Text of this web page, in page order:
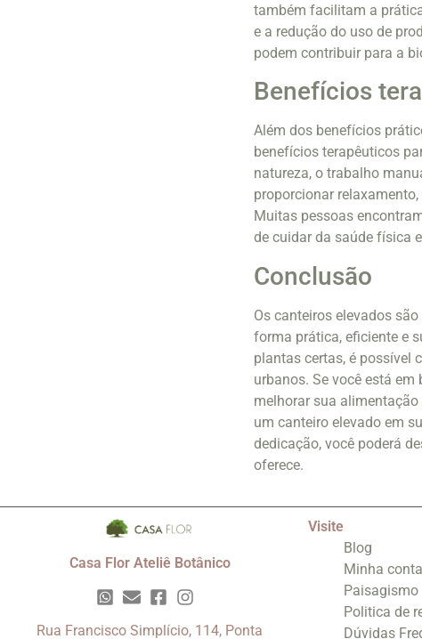
também facilitam a
e a redução do uso de
podem contribuir para a
Benefícios
Além dos benefícios
benefícios terapêuticos
natureza, o trabalho
proporcionar
Muitas pessoas
de cuidar da saúde física
Conclusão
Os canteiros elevados
forma prática, eficiente e
plantas certas, é possível
urbanos. Se você está
melhorar sua
um canteiro elevado em
dedicação, você poderá
oferece.
Casa Flor Ateliê Botânico
Rua Francisco Simplício, 114, Ponta
Visite
Blog
Minha conta
Paisagismo
Politica de
Dúvidas